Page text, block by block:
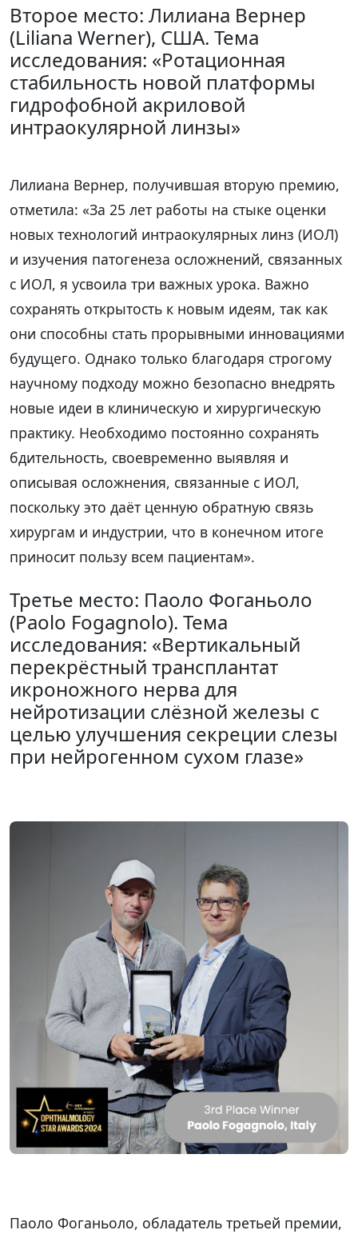
Второе место: Лилиана Вернер
(Liliana Werner), США. Тема
исследования: «Ротационная
стабильность новой платформы
гидрофобной акриловой
интраокулярной линзы»
Лилиана Вернер, получившая вторую премию,
отметила: «За 25 лет работы на стыке оценки
новых технологий интраокулярных линз (ИОЛ)
и изучения патогенеза осложнений, связанных
с ИОЛ, я усвоила три важных урока. Важно
сохранять открытость к новым идеям, так как
они способны стать прорывными инновациями
будущего. Однако только благодаря строгому
научному подходу можно безопасно внедрять
новые идеи в клиническую и хирургическую
практику. Необходимо постоянно сохранять
бдительность, своевременно выявляя и
описывая осложнения, связанные с ИОЛ,
поскольку это даёт ценную обратную связь
хирургам и индустрии, что в конечном итоге
приносит пользу всем пациентам».
Третье место: Паоло Фоганьоло
(Paolo Fogagnolo). Тема
исследования: «Вертикальный
перекрёстный трансплантат
икроножного нерва для
нейротизации слёзной железы с
целью улучшения секреции слезы
при нейрогенном сухом глазе»
Паоло Фоганьоло, обладатель третьей премии,